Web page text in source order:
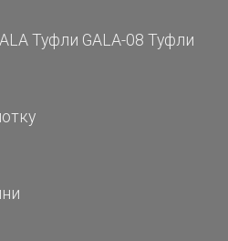
Туфли GALA-08 Туфли